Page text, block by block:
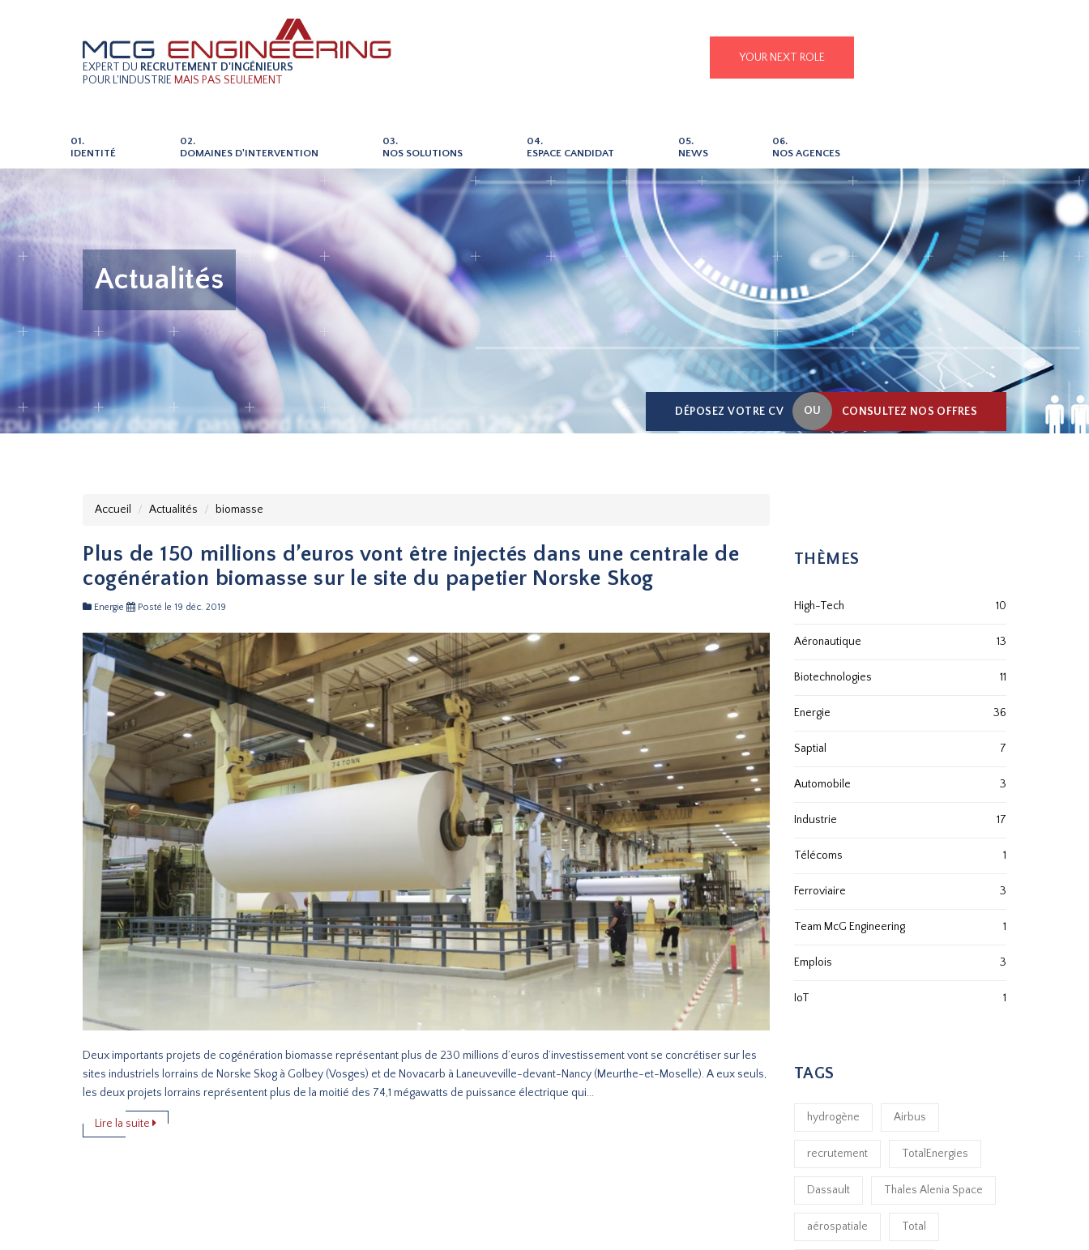
EXPERT DU RECRUTEMENT D'INGÉNIEURS
POUR L'INDUSTRIE MAIS PAS SEULEMENT
YOUR NEXT ROLE
01.
IDENTITÉ
02.
DOMAINES D'INTERVENTION
03.
NOS SOLUTIONS
04.
ESPACE CANDIDAT
05.
NEWS
06.
NOS AGENCES
Actualités
DÉPOSEZ VOTRE CV OU CONSULTEZ NOS OFFRES
Accueil Actualités biomasse
Plus de 150 millions d’euros vont être injectés dans une centrale de
cogénération biomasse sur le site du papetier Norske Skog
Energie Posté le 19 déc. 2019
Deux importants projets de cogénération biomasse représentant plus de 230 millions d’euros d’investissement vont se concrétiser sur les
sites industriels lorrains de Norske Skog à Golbey (Vosges) et de Novacarb à Laneuveville-devant-Nancy (Meurthe-et-Moselle). A eux seuls,
les deux projets lorrains représentent plus de la moitié des 74,1 mégawatts de puissance électrique qui...
Lire la suite
THÈMES
High-Tech 10
Aéronautique 13
Biotechnologies 11
Energie 36
Saptial 7
Automobile 3
Industrie 17
Télécoms 1
Ferroviaire 3
Team McG Engineering 1
Emplois 3
IoT 1
TAGS
hydrogène Airbus
recrutement TotalEnergies
Dassault Thales Alenia Space
aérospatiale Total